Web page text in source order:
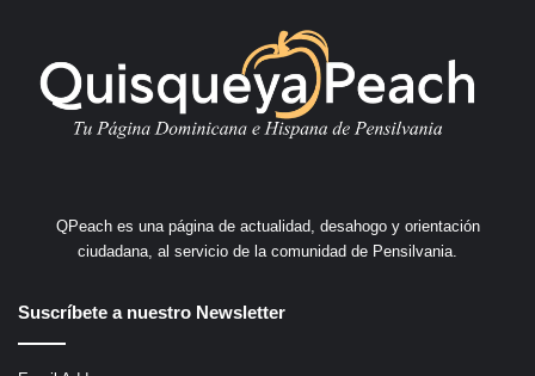
QPeach es una página de actualidad, desahogo y orientación
ciudadana, al servicio de la comunidad de Pensilvania.
Suscríbete a nuestro Newsletter